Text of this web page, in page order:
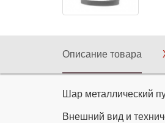
Описание товара
Шар металлический
Внешний вид и